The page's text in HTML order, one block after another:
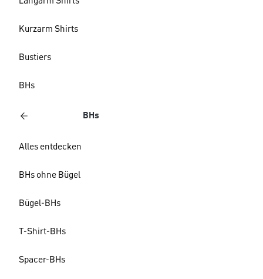
Kurzarm Shirts
Bustiers
BHs
BHs
Alles entdecken
BHs ohne Bügel
Bügel-BHs
T-Shirt-BHs
Spacer-BHs